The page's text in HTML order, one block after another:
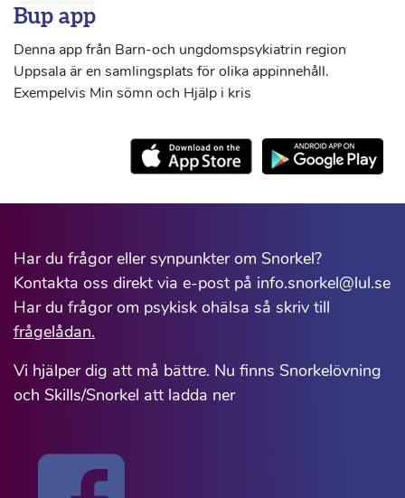
Bup app
Denna app från Barn-och ungdomspsykiatrin region
Uppsala är en samlingsplats för olika appinnehåll.
Exempelvis Min sömn och Hjälp i kris
Har du frågor eller synpunkter om Snorkel?
Kontakta oss direkt via e-post på info.snorkel@lul.se
Har du frågor om psykisk ohälsa så skriv till
frågelådan.
Vi hjälper dig att må bättre. Nu finns Snorkelövning
och Skills/Snorkel att ladda ner